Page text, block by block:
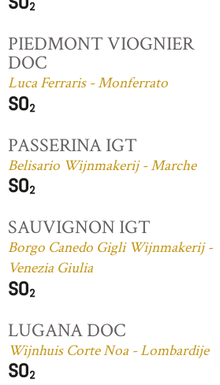
PIEDMONT VIOGNIER
DOC
Luca Ferraris - Monferrato
PASSERINA IGT
Belisario Wijnmakerij - Marche
SAUVIGNON IGT
Borgo Canedo Gigli Wijnmakerij -
Venezia Giulia
LUGANA DOC
Wijnhuis Corte Noa - Lombardije